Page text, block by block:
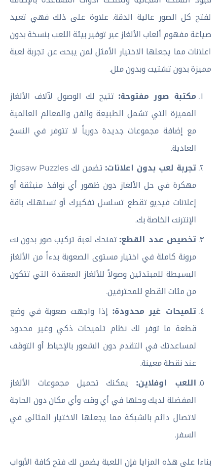
لفتح كل الصور عالية الدقة. علاوة على ذلك فهي تعيد
صياغة مفهوم ألعاب الألغاز عبر توفير بيئة اللعب بنسخة بدون
اعلانات مما يجعلها الاختيار الأمثل لمن يبحث عن تجربة لعبة
مميزة بدون تشتيت وبدون ملل.
مكتبة صور مفتوحة: تتيح لك الوصول لآلاف الألغاز
المميزة التي تشمل الطبيعة والفن والمعالم العالمية
مع إضافة مجموعات جديدة دورياً لا تتوفر في النسخ
العادية.
تجربة لعب بدون اعلانات:
تضمن لك Jigsaw Puzzles
مهكرة في حل الألغاز دون ظهور أي نوافذ منبثقة أو
إعلانات فيديو تقطع تسلسل تفكيرك أو تستهلك باقة
الإنترنت الخاصة بك.
تخصيص عدد القطع:تمنحك لعبة تركيب صور بدون نت
مرونة كاملة في اختيار مستوى الصعوبة بدءاً من الألغاز
البسيطة للمبتدئين وصولاً للألغاز المعقدة التي تتكون
من مئات القطع للمحترفين.
تلميحات غير محدودة: إذا واجهت صعوبة في وضع
قطعة ما توفر لك نظام تلميحات ذكي وغير محدود
لمساعدتك في التقدم دون الشعور بالإحباط أو التوقف
عند نقطة معينة.
اللعب اوفلاين:يمكنك تحميل مجموعات الألغاز
المفضلة لديك وحلها في أي وقت وأي مكان دون الحاجة
لاتصال دائم بالشبكة مما يجعلها الاختيار المثالى في
السفر.
بناءا على هذه المزايا فإن اللعبة يضمن لك فتح كافة الأبواب